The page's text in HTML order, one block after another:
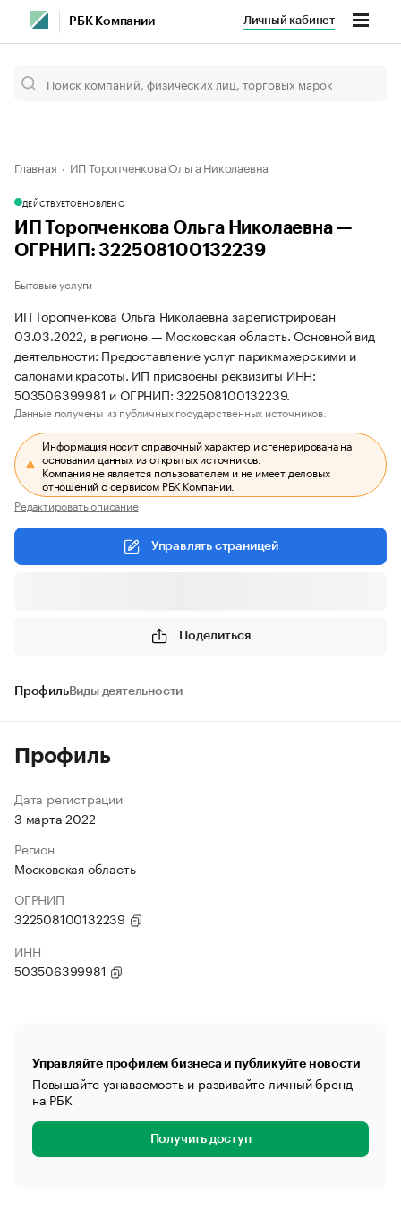
РБК Компании Личный кабинет
Главная ИП Торопченкова Ольга Николаевна
ДЕЙСТВУЕТОБНОВЛЕНО
ИП Торопченкова Ольга Николаевна —
ОГРНИП: 322508100132239
Бытовые услуги
ИП Торопченкова Ольга Николаевна зарегистрирован
03.03.2022, в регионе — Московская область. Основной вид
деятельности: Предоставление услуг парикмахерскими и
салонами красоты. ИП присвоены реквизиты ИНН:
503506399981 и ОГРНИП: 322508100132239.
Данные получены из публичных государственных источников.
Информация носит справочный характер и сгенерирована на
основании данных из открытых источников.
Компания не является пользователем и не имеет деловых
отношений с сервисом РБК Компании.
Редактировать описание
Управлять страницей
Поделиться
ПрофильВиды деятельности
Профиль
Дата регистрации
3 марта 2022
Регион
Московская область
ОГРНИП
322508100132239
ИНН
503506399981
Управляйте профилем бизнеса и публикуйте новости
Повышайте узнаваемость и развивайте личный бренд
на РБК
Получить доступ